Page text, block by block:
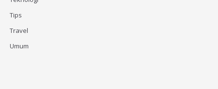
Tips
Travel
Umum